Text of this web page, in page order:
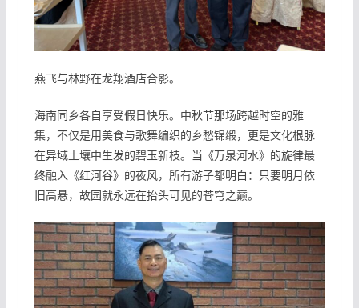
燕飞与林野在龙翔酒店合影。
海南同乡各自享受假日快乐。中秋节那场跨越时空的雅
集，不仅是用美食与歌舞编织的乡愁锦缎，更是文化根脉
在异域土壤中生发的碧玉新枝。当《万泉河水》的旋律最
终融入《红河谷》的夜风，所有游子都明白：只要明月依
旧高悬，故园就永远在抬头可见的苍穹之巅。